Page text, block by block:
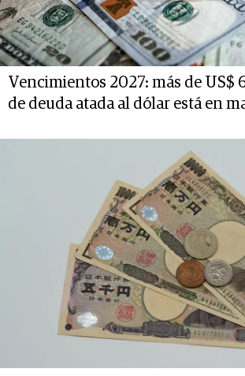
Vencimientos 2027: más de US$
de deuda atada al dólar está en